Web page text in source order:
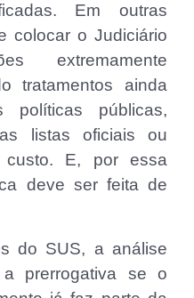
Em outras
colocar o Judiciário
extremamente
tratamentos ainda
políticas públicas,
listas oficiais ou
custo. E, por essa
deve ser feita de
do SUS, a análise
prerrogativa se o